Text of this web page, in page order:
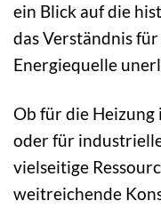
ein Blick auf die
das Verständnis
Energiequelle
Ob für die
oder für
vielseitige
weitreichende